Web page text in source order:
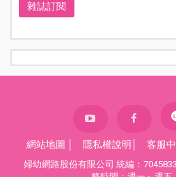
雜誌訂閱
網站地圖 隱私權說明 客服
婦幼網路股份有限公司 統編：